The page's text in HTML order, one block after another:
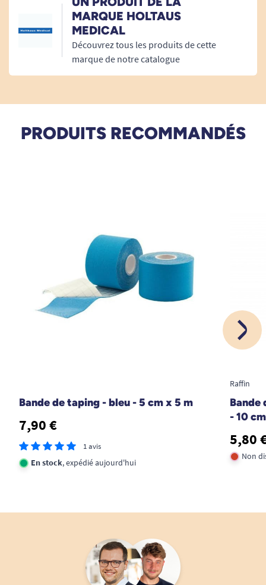
L'écharpe triangulaire de proportion 96 x 96 x
136cm est indispensable à avoir dans votre
trousse de secours.
Vous pouvez retrouver des produits
accessoire diagnostique
MARQUE HOLTAUS
MEDICAL
Découvrez tous les produits de cette
marque de notre catalogue
PRODUITS RECOMMANDÉS
Bande de taping - bleu - 5 cm x 5 m
7,90 €
1 avis
En stock, expédié aujourd'hui
Raffin
Bande
- 10
5,80
Non